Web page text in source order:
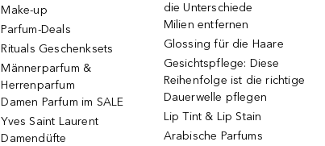
Make-up
Parfum-Deals
Rituals Geschenksets
Männerparfum &
Herrenparfum
Damen Parfum im SALE
Yves Saint Laurent
Damendüfte
die Unterschiede
Milien entfernen
Glossing für die Haare
Gesichtspflege: Diese
Reihenfolge ist die richtige
Dauerwelle pflegen
Lip Tint & Lip Stain
Arabische Parfums